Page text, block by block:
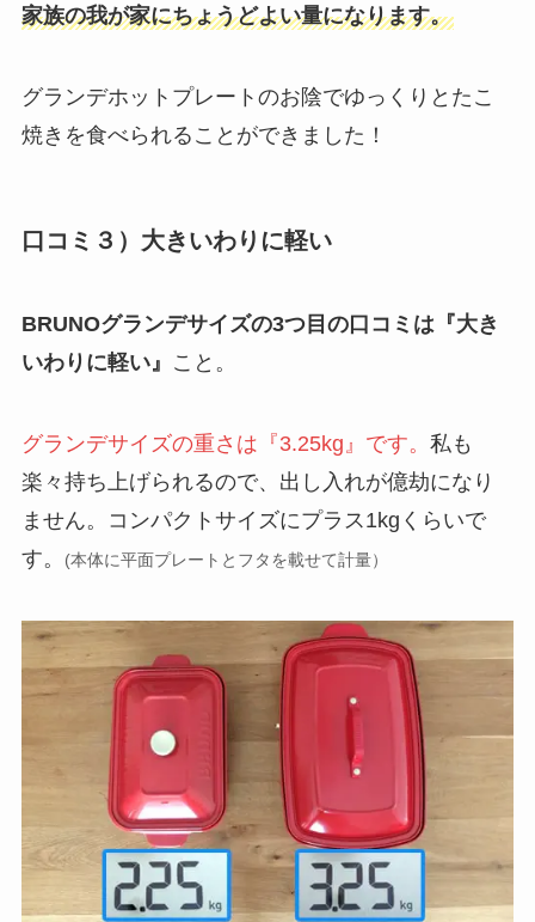
家族の我が家にちょうどよい量になります。
グランデホットプレートのお陰でゆっくりとたこ
焼きを食べられることができました！
口コミ３）大きいわりに軽い
BRUNOグランデサイズの3つ目の口コミは『大き
いわりに軽い』 こと。
グランデサイズの重さは『3.25kg』です。 私も
楽々持ち上げられるので、出し入れが億劫になり
ません。コンパクトサイズにプラス1kgくらいで
す。
(本体に平面プレートとフタを載せて計量）